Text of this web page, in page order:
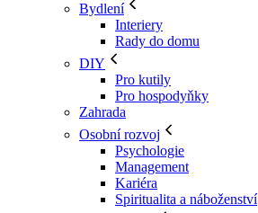
Bydlení
Interiery
Rady do domu
DIY
Pro kutily
Pro hospodyňky
Zahrada
Osobní rozvoj
Psychologie
Management
Kariéra
Spiritualita a náboženství